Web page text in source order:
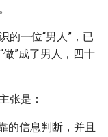
的一位“男人”，已
”成了男人，四十
张是：
的信息判断，并且